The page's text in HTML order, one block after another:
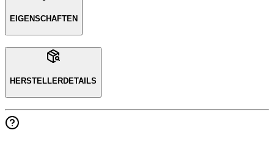
EIGENSCHAFTEN
HERSTELLERDETAILS